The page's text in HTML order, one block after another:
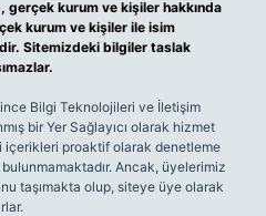
gerçek kurum ve kişiler hakkında
kurum ve kişiler ile isim
Sitemizdeki bilgiler taslak
Bilgi Teknolojileri ve İletişim
bir Yer Sağlayıcı olarak hizmet
içerikleri proaktif olarak denetleme
Ancak, üyelerimiz
taşımakta olup, siteye üye olarak